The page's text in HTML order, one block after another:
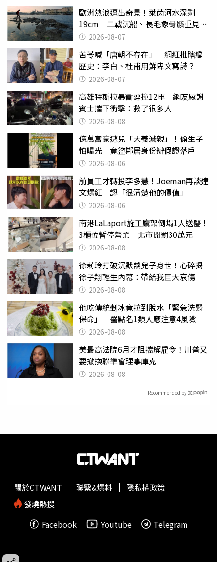
歐洲熱浪逼出奇景！萊茵河水深剩
19cm 二戰沉船、長毛象骨骸重見天
日 2026-08-07
苦苓喊「唐朝不存在」 網紅批瞎編
歷史：李白、杜甫用鮮卑文寫詩？
2026-08-07
高雄特斯拉暴衝連撞12車 網友感謝
賓士擋下衝擊：救了很多人
2026-08-08
億萬富豪遭兒「大義滅親」！偷生子
怕曝光 竟盜鄰居身份辦假證落戶
2026-08-06
前員工才轉投李多慧！Joeman再談建
文爆紅 認「很清楚他的價值」
2026-08-06
南港LaLaport施工鷹架倒塌1人送醫！
3櫃位暫停營業 北市開罰30萬元
2026-08-08
徐莉玲打破沉默談兒子身世！心碎揭
徐子翔輕生內幕：帶給我巨大哀傷
2026-08-08
他吃傳統剉冰竟拉到脫水「緊急洗腎
保命」 醫點名1類人應注意4風險
2026-08-08
美最高法院6月才阻擋解雇令！川普又
要撤換聯準會理事庫克
2026-08-08
Recommended by
關於CTWANT 聯繫&爆料
隱私權政策
發燒熱搜
Facebook
Youtube Telegram